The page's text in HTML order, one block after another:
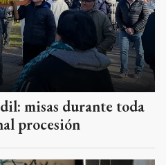
misas durante toda
procesión